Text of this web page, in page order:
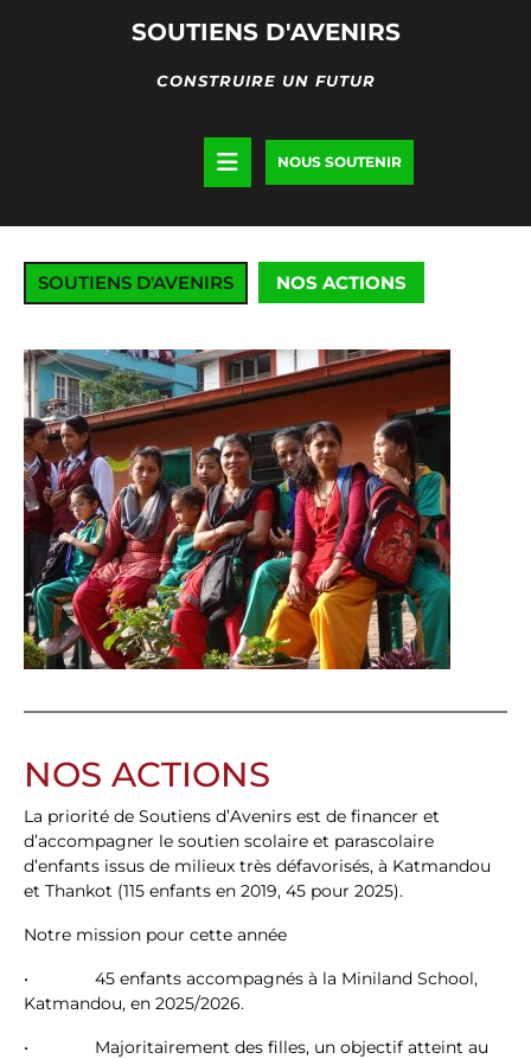
SOUTIENS D'AVENIRS
CONSTRUIRE UN FUTUR
Open
Button
NOUS SOUTENIRDONATE
NOW
SOUTIENS D'AVENIRS NOS ACTIONS
NOS ACTIONS
La priorité de Soutiens d’Avenirs est de financer et
d’accompagner le soutien scolaire et parascolaire
d’enfants issus de milieux très défavorisés, à Katmandou
et Thankot (115 enfants en 2019, 45 pour 2025).
Notre mission pour cette année
• 45 enfants accompagnés à la Miniland School,
Katmandou, en 2025/2026.
• Majoritairement des filles, un objectif atteint au